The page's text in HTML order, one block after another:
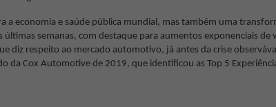
a economia e saúde pública mundial, mas também uma
semanas, com destaque para aumentos exponenciais de
diz respeito ao mercado automotivo, já antes da crise
da Cox Automotive de 2019, que identificou as Top 5